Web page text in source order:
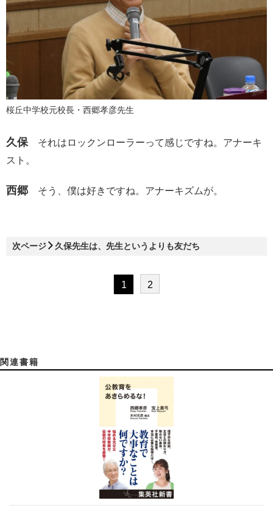
桜丘中学校元校長・西郷孝彦先生
久保 それはロックンローラーって感じですね。アナーキ
スト。
西郷 そう、僕は好きですね。アナーキズムが。
次ページ 久保先生は、先生というよりも友だち
1 2
関連書籍